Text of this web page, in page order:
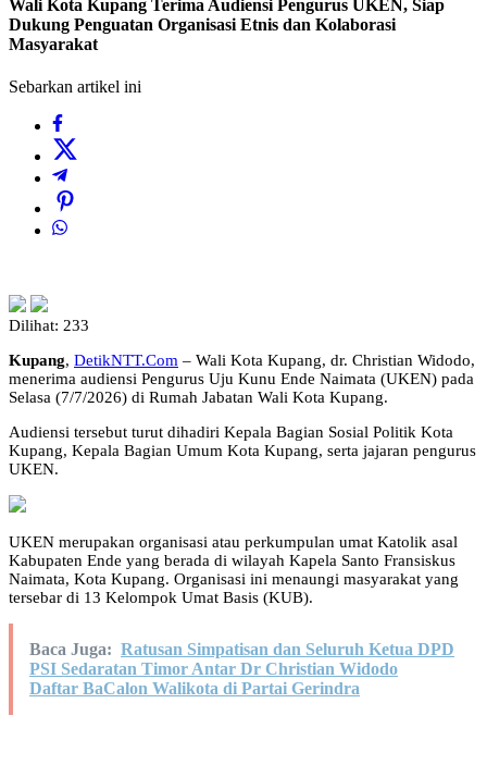
Wali Kota Kupang Terima Audiensi Pengurus UKEN, Siap
Dukung Penguatan Organisasi Etnis dan Kolaborasi
Masyarakat
Sebarkan artikel ini
Dilihat: 233
Kupang, DetikNTT.Com – Wali Kota Kupang, dr. Christian Widodo,
menerima audiensi Pengurus Uju Kunu Ende Naimata (UKEN) pada
Selasa (7/7/2026) di Rumah Jabatan Wali Kota Kupang.
Audiensi tersebut turut dihadiri Kepala Bagian Sosial Politik Kota
Kupang, Kepala Bagian Umum Kota Kupang, serta jajaran pengurus
UKEN.
UKEN merupakan organisasi atau perkumpulan umat Katolik asal
Kabupaten Ende yang berada di wilayah Kapela Santo Fransiskus
Naimata, Kota Kupang. Organisasi ini menaungi masyarakat yang
tersebar di 13 Kelompok Umat Basis (KUB).
Baca Juga: Ratusan Simpatisan dan Seluruh Ketua DPD
PSI Sedaratan Timor Antar Dr Christian Widodo
Daftar BaCalon Walikota di Partai Gerindra